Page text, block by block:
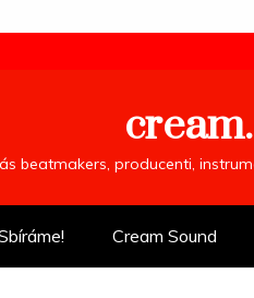
beatmakers, producenti,
Cream Sound